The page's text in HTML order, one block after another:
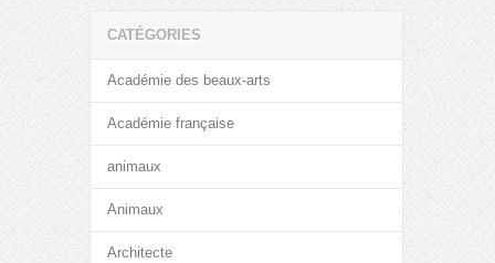
CATÉGORIES
Académie des beaux-arts
Académie française
animaux
Animaux
Architecte